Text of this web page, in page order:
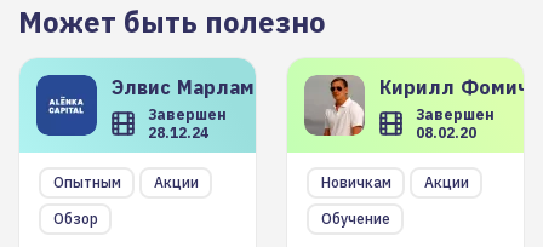
Может быть полезно
Элвис Марламов
Завершен
28.12.24
Опытным
Акции
Обзор
Кирилл
Завершен
08.02.20
Новичкам
Акции
Обучение